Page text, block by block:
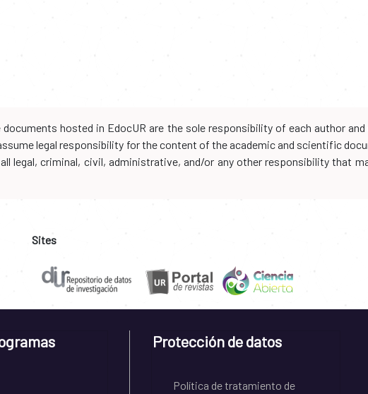
hosted in EdocUR are the sole responsibility of each author
legal responsibility for the content of the academic and scientific
legal, criminal, civil, administrative, and/or any other responsibility that
Sites
Protección de datos
Política de tratamiento de